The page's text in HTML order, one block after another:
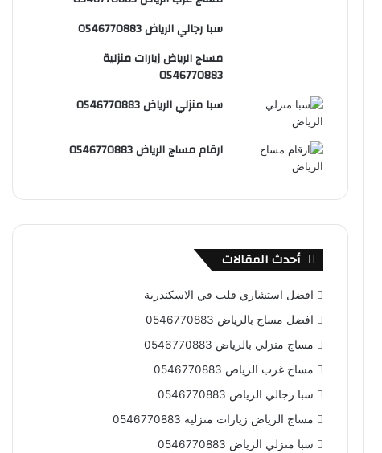
س
ت
e
و
ق
R
سبا رجالي الرياض 0546770883
مساج الرياض زيارات منزلية
0546770883
سبا منزلي الرياض 0546770883
ارقام مساج الرياض 0546770883
أحدث المقالات
افضل استشاري قلب في الاسكندرية
افضل مساج بالرياض 0546770883
مساج منزلي بالرياض 0546770883
مساج غرب الرياض 0546770883
سبا رجالي الرياض 0546770883
مساج الرياض زيارات منزلية 0546770883
سبا منزلي الرياض 0546770883